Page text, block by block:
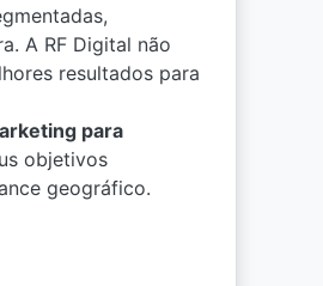
A RF Digital não
resultados para
para
objetivos
geográfico.